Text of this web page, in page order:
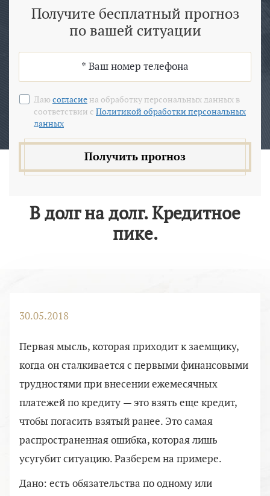
Получите бесплатный прогноз
по вашей ситуации
Даю согласиена обработку персональных данных в
соответствии с Политикой обработки персональных
данных
Получить прогноз
В долг на долг. Кредитное
пике.
30.05.2018
Первая мысль, которая приходит к заемщику,
когда он сталкивается с первыми финансовыми
трудностями при внесении ежемесячных
платежей по кредиту — это взять еще кредит,
чтобы погасить взятый ранее. Это самая
распространенная ошибка, которая лишь
усугубит ситуацию. Разберем на примере.
Дано: есть обязательства по одному или